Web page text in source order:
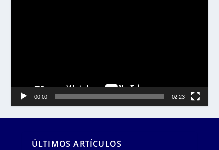
00:00 02:23
ÚLTIMOS ARTÍCULOS